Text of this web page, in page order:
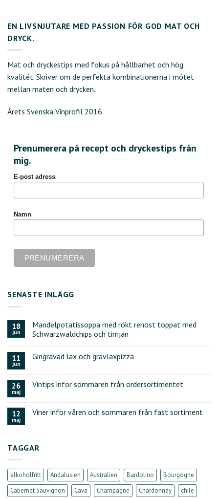
EN LIVSNJUTARE MED PASSION FÖR GOD MAT OCH
DRYCK.
Mat och dryckestips med fokus på hållbarhet och hög
kvalitét. Skriver om de perfekta kombinationerna i mötet
mellan maten och drycken.
Årets Svenska Vinprofil 2016.
Prenumerera på recept och dryckestips från
mig.
E-post adress
Namn
SENASTE INLÄGG
18
jun
Mandelpotatissoppa med rökt renost toppat med
Schwarzwaldchips och timjan
11
jun
Gingravad lax och gravlaxpizza
26
maj
Vintips inför sommaren från ordersortimentet
12
maj
Viner inför våren och sommaren från fast sortiment
TAGGAR
alkoholfritt Andalusien Australien Bardolino
Bourgogne
Cabernet Sauvignon
Cava Champagne Chardonnay
chile